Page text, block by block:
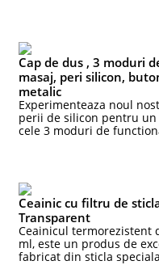
Cap de dus , 3 moduri
masaj, peri silicon,
metalic
Experimenteaza noul
perii de silicon pentru un
cele 3 moduri de
Ceainic cu filtru de
Transparent
Ceainicul termorezistent
ml, este un produs de
fabricat din sticla